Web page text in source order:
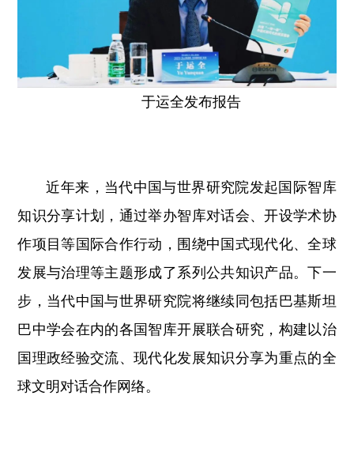
于运全发布报告
近年来，当代中国与世界研究院发起国际智库
知识分享计划，通过举办智库对话会、开设学术协
作项目等国际合作行动，围绕中国式现代化、全球
发展与治理等主题形成了系列公共知识产品。下一
步，当代中国与世界研究院将继续同包括巴基斯坦
巴中学会在内的各国智库开展联合研究，构建以治
国理政经验交流、现代化发展知识分享为重点的全
球文明对话合作网络。